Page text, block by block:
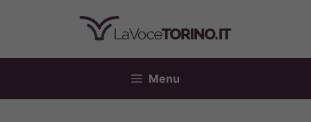
contenuto
Menu